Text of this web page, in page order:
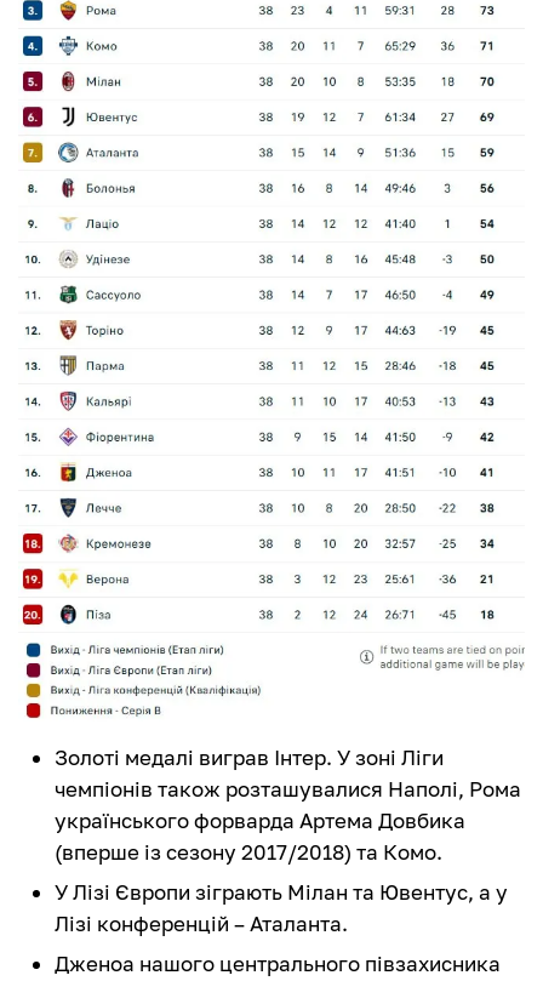
Золоті медалі виграв Інтер. У зоні Ліги
чемпіонів також розташувалися Наполі, Рома
українського форварда Артема Довбика
(вперше із сезону 2017/2018) та Комо.
У Лізі Європи зіграють Мілан та Ювентус, а у
Лізі конференцій – Аталанта.
Дженоа нашого центрального півзахисника